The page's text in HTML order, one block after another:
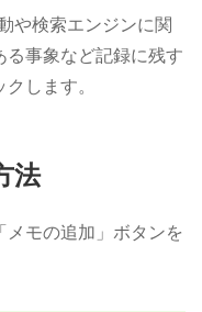
や検索エンジンに関
事象など記録に残す
します。
法
モの追加」ボタンを